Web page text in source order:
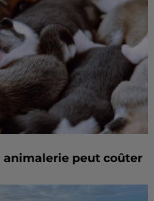
animalerie peut coûter